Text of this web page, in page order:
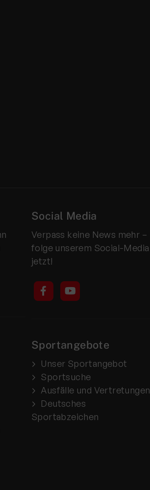
Social Media
Verpass keine News mehr –
folge unserem Social-Media
jetzt!
Sportangebote
Unser Sportangebot
Sportsuche
Ausfälle und Vertretungen
Deutsches
Sportabzeichen